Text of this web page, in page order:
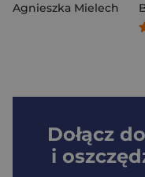
Agnieszka Mielech
Dołącz do
i